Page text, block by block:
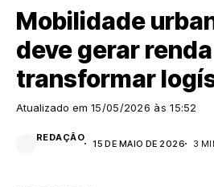
Mobilidade
deve gerar
transformar
Atualizado em 15/05/2026 às 15:52
REDAÇÃO
15 DE MAIO DE 2026 3